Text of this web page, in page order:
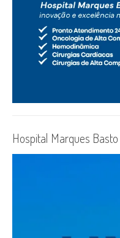
Hospital Marques Basto